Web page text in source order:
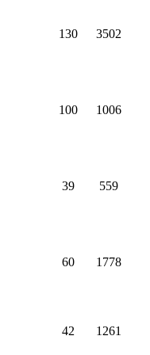
130 3502
100 1006
39 559
60 1778
42 1261